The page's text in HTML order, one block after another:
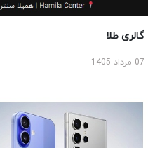
گالری طلا
07 مرداد 1405